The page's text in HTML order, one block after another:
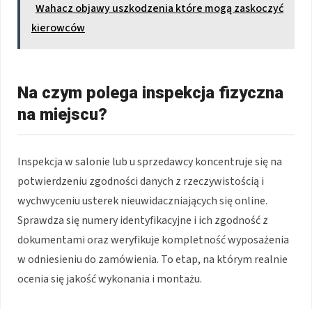
Wahacz objawy uszkodzenia które mogą zaskoczyć
kierowców
Na czym polega inspekcja fizyczna
na miejscu?
Inspekcja w salonie lub u sprzedawcy koncentruje się na
potwierdzeniu zgodności danych z rzeczywistością i
wychwyceniu usterek nieuwidaczniających się online.
Sprawdza się numery identyfikacyjne i ich zgodność z
dokumentami oraz weryfikuje kompletność wyposażenia
w odniesieniu do zamówienia. To etap, na którym realnie
ocenia się jakość wykonania i montażu.